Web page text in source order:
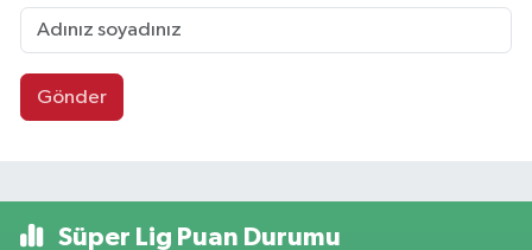
Gönder
Süper Lig Puan Durumu